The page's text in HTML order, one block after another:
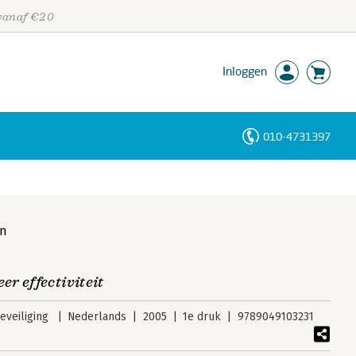
€20
Inloggen
010-4731397
effectiviteit
Nederlands 2005 1e druk 9789049103231
Personen